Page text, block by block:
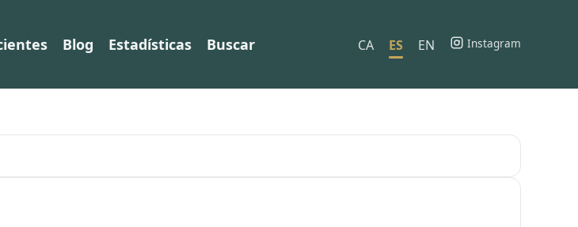
Blog Estadísticas Buscar CA ES EN Instagram